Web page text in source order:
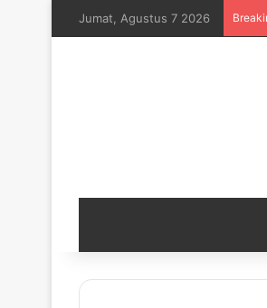
Jumat, Agustus 7 2026